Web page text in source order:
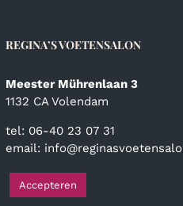
REGINA’S VOETENSALON
Meester Mührenlaan 3
1132 CA Volendam
tel: 06-40 23 07 31
email:
Accepteren